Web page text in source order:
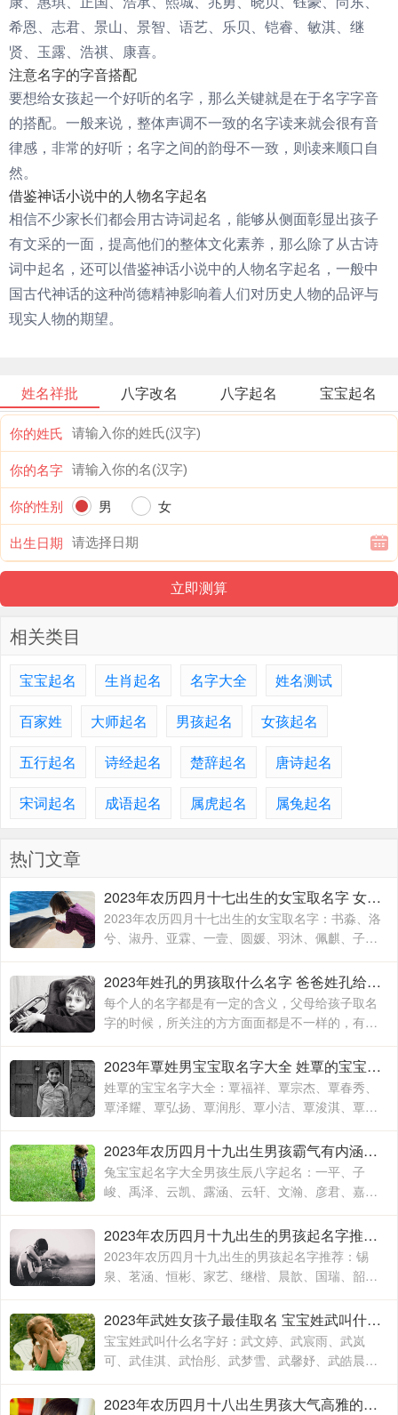
希恩、志君、景山、景智、语艺、乐贝、铠睿、敏淇、继
贤、玉露、浩祺、康喜。
注意名字的字音搭配
要想给女孩起一个好听的名字，那么关键就是在于名字字音
的搭配。一般来说，整体声调不一致的名字读来就会很有音
律感，非常的好听；名字之间的韵母不一致，则读来顺口自
然。
借鉴神话小说中的人物名字起名
相信不少家长们都会用古诗词起名，能够从侧面彰显出孩子
有文采的一面，提高他们的整体文化素养，那么除了从古诗
词中起名，还可以借鉴神话小说中的人物名字起名，一般中
国古代神话的这种尚德精神影响着人们对历史人物的品评与
现实人物的期望。
姓名祥批 八字改名 八字起名 宝宝起名
你的姓氏
你的名字
你的性别
男
女
出生日期
相关类目
宝宝起名 生肖起名 名字大全
姓名测试
百家姓
大师起名 男孩起名
女孩起名
五行起名
诗经起名 楚辞起名
唐诗起名
宋词起名
成语起名 属虎起名 属兔起名
热门文章
2023年农历四月十七出生的女宝取名字 女宝宝名字大全2023属兔
2023年农历四月十七出生的女宝取名字：书淼、洛
兮、淑丹、亚霖、一壹、圆媛、羽沐、佩麒、子
卉、冰馨、伶瑶、青霖、翠云、雯雨、可菡、宸
佑、书玮、彤晴、禾木
2023年姓孔的男孩取什么名字 爸爸姓孔给宝宝取名
每个人的名字都是有一定的含义，父母给孩子取名
字的时候，所关注的方方面面都是不一样的，有的
时候就算是同名同姓的人，相信所展现出来的寓意
也是有所不同的，这主要要看父母对于孩子的期待
和要求
2023年覃姓男宝宝取名字大全 姓覃的宝宝名字大全
姓覃的宝宝名字大全：覃福祥、覃宗杰、覃春秀、
覃泽耀、覃弘扬、覃润彤、覃小洁、覃浚淇、覃炳
坤、覃玉阳、覃宗宝、覃兴隆、覃天予、覃欣君、
覃瑞源、覃吉米、覃熙
2023年农历四月十九出生男孩霸气有内涵的名字 兔宝宝起名字大全男孩生辰八字起名
兔宝宝起名字大全男孩生辰八字起名：一平、子
峻、禹泽、云凯、露涵、云轩、文瀚、彦君、嘉
林、霄云、子栋、亦心、梓玉、洛伊、宸溪、浩
明、沐一、浚泽、智豪、鑫磊
2023年农历四月十九出生的男孩起名字推荐 兔年男孩名字2023年名字大全
2023年农历四月十九出生的男孩起名字推荐：锡
泉、茗涵、恒彬、家艺、继楷、晨歆、国瑞、韶
涵、融淳、道明、一惟、智铭、佳洛、奕谨、君
然、明杨、冠泽、晓锋、
2023年武姓女孩子最佳取名 宝宝姓武叫什么名字好
宝宝姓武叫什么名字好：武文婷、武宸雨、武岚
可、武佳淇、武怡彤、武梦雪、武馨妤、武皓晨、
武楚妍、武子懿、武宸羽、武思敏、武梓榆、武思
诺、武奕君、武涵雨、武
2023年农历四月十八出生男孩大气高雅的名字 2023年男孩姓名大全